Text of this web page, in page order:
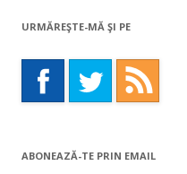
URMĂREŞTE-MĂ ŞI PE
ABONEAZĂ-TE PRIN EMAIL